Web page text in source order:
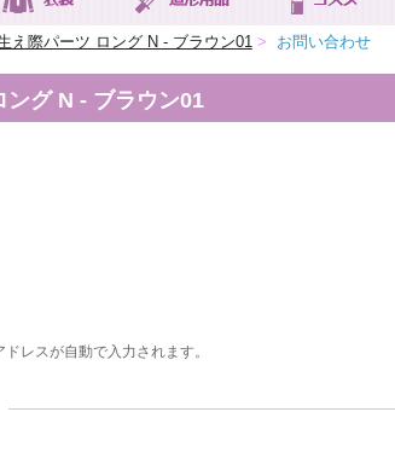
え際パーツ ロング N - ブラウン01 > お問い合わせ
ング N - ブラウン01
レスが自動で入力されます。